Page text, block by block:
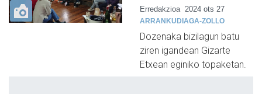
Erredakzioa 2024 ots 27
ARRANKUDIAGA-ZOLLO
Dozenaka bizilagun batu
ziren igandean Gizarte
Etxean eginiko topaketan.